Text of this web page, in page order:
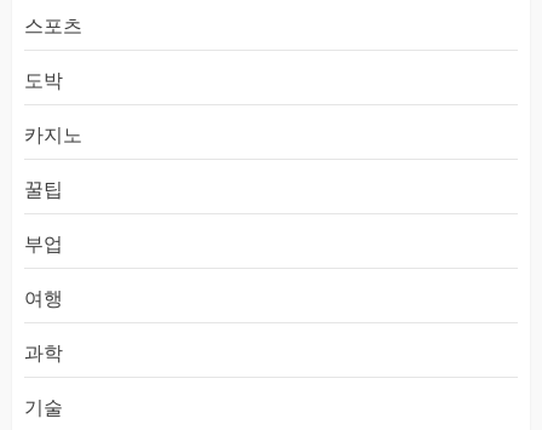
스포츠
도박
카지노
꿀팁
부업
여행
과학
기술